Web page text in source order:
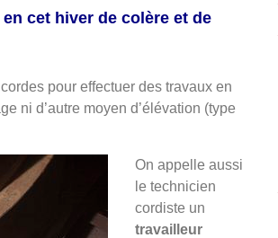
cet hiver de colère et de
pour effectuer des travaux en
ni d’autre moyen d’élévation (type
On appelle aussi
le technicien
cordiste un
travailleur